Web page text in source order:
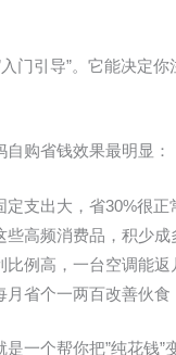
门引导”。它能决定
购省钱效果最明显：
支出大，省30%很正
高频消费品，积少成
例高，一台空调能返
月省个一两百改善伙食
一个帮你把”纯花钱